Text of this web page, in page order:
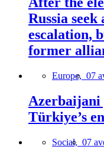
Russia
escalation,
former
Europe, 07
Azerbaijani
Türkiye’s
Social, 07